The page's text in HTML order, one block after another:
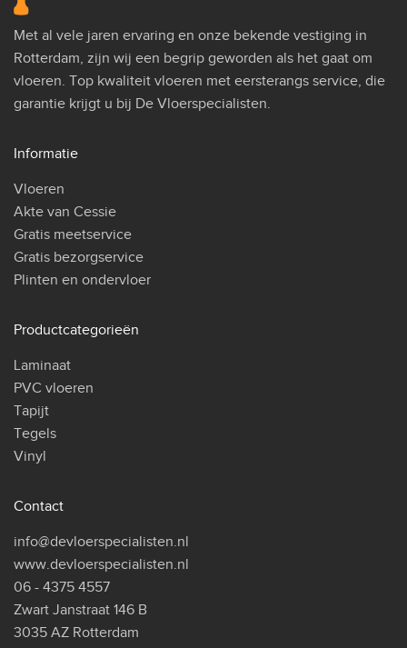
Met al vele jaren ervaring en onze bekende vestiging in
Rotterdam, zijn wij een begrip geworden als het gaat om
vloeren. Top kwaliteit vloeren met eersterangs service, die
garantie krijgt u bij De Vloerspecialisten.
Informatie
Vloeren
Akte van Cessie
Gratis meetservice
Gratis bezorgservice
Plinten en ondervloer
Productcategorieën
Laminaat
PVC vloeren
Tapijt
Tegels
Vinyl
Contact
info@devloerspecialisten.nl
www.devloerspecialisten.nl
06 - 4375 4557
Zwart Janstraat 146 B
3035 AZ Rotterdam